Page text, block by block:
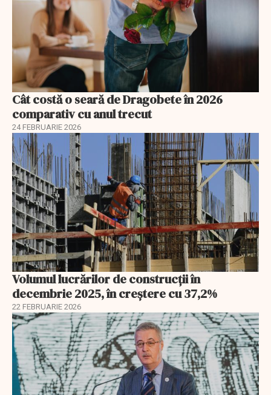
Cât costă o seară de Dragobete în 2026
comparativ cu anul trecut
24 FEBRUARIE 2026
Volumul lucrărilor de construcții în
decembrie 2025, în creștere cu 37,2%
22 FEBRUARIE 2026